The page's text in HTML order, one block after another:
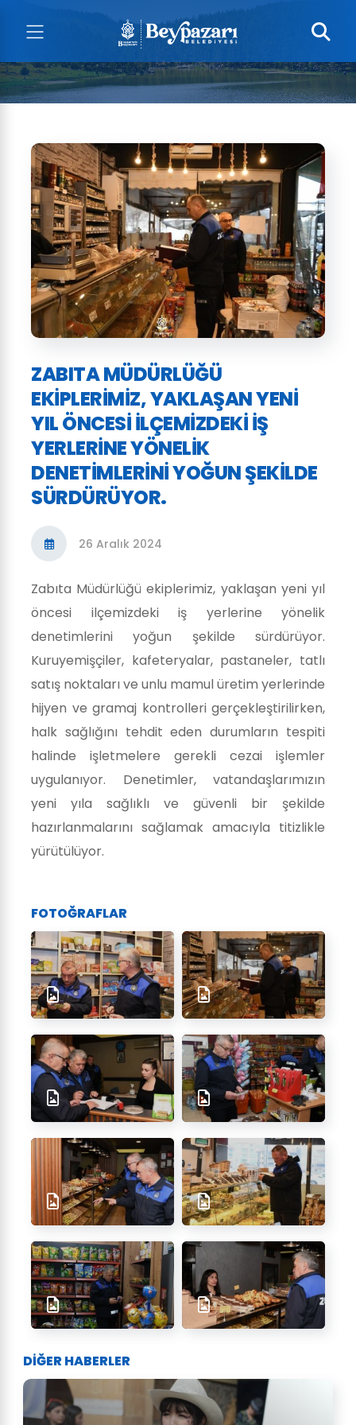
ZABITA MÜDÜRLÜĞÜ
EKIPLERIMIZ, YAKLAŞAN YENI
YIL ÖNCESI ILÇEMIZDEKI IŞ
YERLERINE YÖNELIK
DENETIMLERINI YOĞUN ŞEKILDE
SÜRDÜRÜYOR.
26 Aralık 2024
Zabıta Müdürlüğü ekiplerimiz, yaklaşan yeni yıl
öncesi ilçemizdeki iş yerlerine yönelik
denetimlerini yoğun şekilde sürdürüyor.
Kuruyemişçiler, kafeteryalar, pastaneler, tatlı
satış noktaları ve unlu mamul üretim yerlerinde
hijyen ve gramaj kontrolleri gerçekleştirilirken,
halk sağlığını tehdit eden durumların tespiti
halinde işletmelere gerekli cezai işlemler
uygulanıyor. Denetimler, vatandaşlarımızın
yeni yıla sağlıklı ve güvenli bir şekilde
hazırlanmalarını sağlamak amacıyla titizlikle
yürütülüyor.
FOTOĞRAFLAR
DİĞER HABERLER